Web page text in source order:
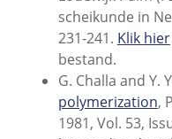
scheikunde in
231-241. Klik hier
bestand.
G. Challa and Y.
polymerization,
1981, Vol. 53,